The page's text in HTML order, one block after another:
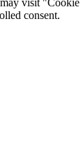
consent.